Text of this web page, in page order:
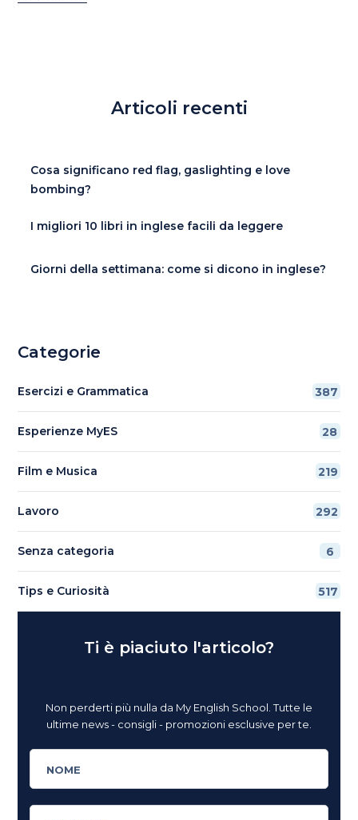
Articoli recenti
Cosa significano red flag, gaslighting e love
bombing?
I migliori 10 libri in inglese facili da leggere
Giorni della settimana: come si dicono in inglese?
Categorie
Esercizi e Grammatica 387
Esperienze MyES 28
Film e Musica 219
Lavoro 292
Senza categoria 6
Tips e Curiosità 517
Ti è piaciuto l'articolo?
Non perderti più nulla da My English School. Tutte le
ultime news - consigli - promozioni esclusive per te.